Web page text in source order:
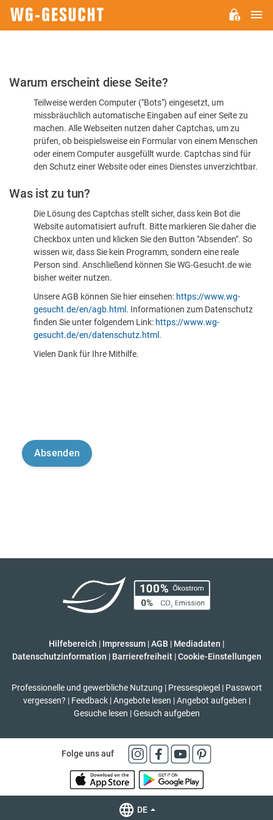
Bitte
dass
sind
Warum erscheint diese Seite?
Teilweise werden Computer ("Bots") eingesetzt, um
missbräuchlich automatische Eingaben auf einer Seite zu
machen. Alle Webseiten nutzen daher Captchas, um zu
prüfen, ob beispielsweise ein Formular von einem Menschen
oder einem Computer ausgefüllt wurde. Captchas sind für
den Schutz einer Website oder eines Dienstes unverzichtbar.
Was ist zu tun?
Die Lösung des Captchas stellt sicher, dass kein Bot die
Website automatisiert aufruft. Bitte markieren Sie daher die
Checkbox unten und klicken Sie den Button "Absenden". So
wissen wir, dass Sie kein Programm, sondern eine reale
Person sind. Anschließend können Sie WG-Gesucht.de wie
bisher weiter nutzen.
Unsere AGB können Sie hier einsehen: https://www.wg-
gesucht.de/en/agb.html . Informationen zum Datenschutz
finden Sie unter folgendem Link: https://www.wg-
gesucht.de/en/datenschutz.html .
Vielen Dank für Ihre Mithilfe.
Hilfebereich | Impressum |AGB | Mediadaten |
Datenschutzinformation | Barrierefreiheit | Cookie-Einstellungen
Professionelle und gewerbliche Nutzung | Pressespiegel | Passwort
vergessen? | Feedback | Angebote lesen | Angebot aufgeben |
Gesuche lesen | Gesuch aufgeben
Folge uns auf
DE